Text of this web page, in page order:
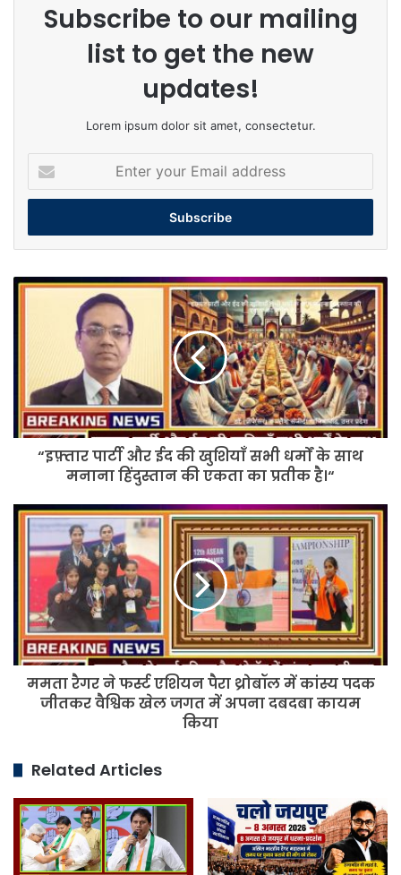
Subscribe to our mailing
list to get the new
updates!
Lorem ipsum dolor sit amet, consectetur.
your
Email
“इफ़्तार
सभी
धर्मों
के
की
एकता
है।“
“इफ़्तार पार्टी और ईद की खुशियाँ सभी धर्मों के साथ
मनाना हिंदुस्तान की एकता का प्रतीक है।“
ममता
एशियन
थ्रोबॉल
कांस्य
पदक
जीतकर
में
अपना
दबदबा
कायम
किया
ममता रैगर ने फर्स्ट एशियन पैरा थ्रोबॉल में कांस्य पदक
जीतकर वैश्विक खेल जगत में अपना दबदबा कायम
किया
Related Articles